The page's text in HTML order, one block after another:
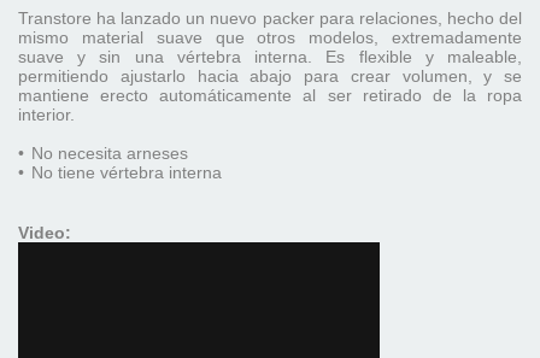
Transtore ha lanzado un nuevo packer para relaciones, hecho del
mismo material suave que otros modelos, extremadamente
suave y sin una vértebra interna. Es flexible y maleable,
permitiendo ajustarlo hacia abajo para crear volumen, y se
mantiene erecto automáticamente al ser retirado de la ropa
interior.
• No necesita arneses
• No tiene vértebra interna
Video: